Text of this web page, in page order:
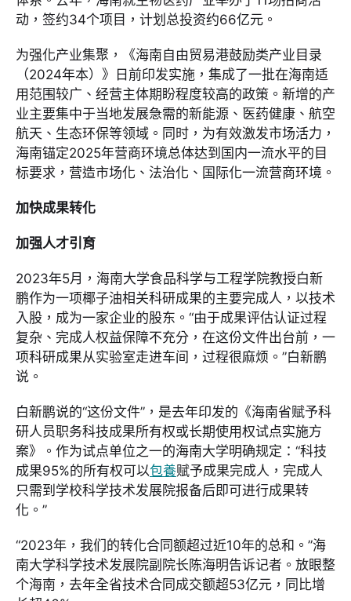
动，签约34个项目，计划总投资约66亿元。
为强化产业集聚，《海南自由贸易港鼓励类产业目录
（2024年本）》日前印发实施，集成了一批在海南适
用范围较广、经营主体期盼程度较高的政策。新增的产
业主要集中于当地发展急需的新能源、医药健康、航空
航天、生态环保等领域。同时，为有效激发市场活力，
海南锚定2025年营商环境总体达到国内一流水平的目
标要求，营造市场化、法治化、国际化一流营商环境。
加快成果转化
加强人才引育
2023年5月，海南大学食品科学与工程学院教授白新
鹏作为一项椰子油相关科研成果的主要完成人，以技术
入股，成为一家企业的股东。“由于成果评估认证过程
复杂、完成人权益保障不充分，在这份文件出台前，一
项科研成果从实验室走进车间，过程很麻烦。”白新鹏
说。
白新鹏说的“这份文件”，是去年印发的《海南省赋予科
研人员职务科技成果所有权或长期使用权试点实施方
案》。作为试点单位之一的海南大学明确规定：“科技
成果95%的所有权可以包養赋予成果完成人，完成人
只需到学校科学技术发展院报备后即可进行成果转
化。”
“2023年，我们的转化合同额超过近10年的总和。”海
南大学科学技术发展院副院长陈海明告诉记者。放眼整
个海南，去年全省技术合同成交额超53亿元，同比增